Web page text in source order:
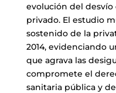
evolución del
privado. El estudio
sostenido de la
2014, evidenciando
que agrava las
compromete el
sanitaria pública y